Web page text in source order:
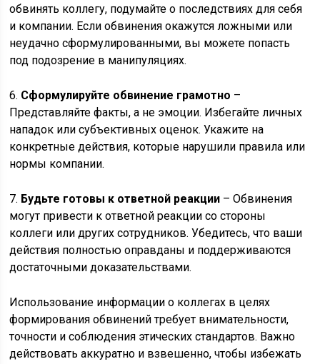
обвинять коллегу, подумайте о последствиях для себя
и компании. Если обвинения окажутся ложными или
неудачно сформулированными, вы можете попасть
под подозрение в манипуляциях.
6. Сформулируйте обвинение грамотно –
Представляйте факты, а не эмоции. Избегайте личных
нападок или субъективных оценок. Укажите на
конкретные действия, которые нарушили правила или
нормы компании.
7. Будьте готовы к ответной реакции – Обвинения
могут привести к ответной реакции со стороны
коллеги или других сотрудников. Убедитесь, что ваши
действия полностью оправданы и поддерживаются
достаточными доказательствами.
Использование информации о коллегах в целях
формирования обвинений требует внимательности,
точности и соблюдения этических стандартов. Важно
действовать аккуратно и взвешенно, чтобы избежать